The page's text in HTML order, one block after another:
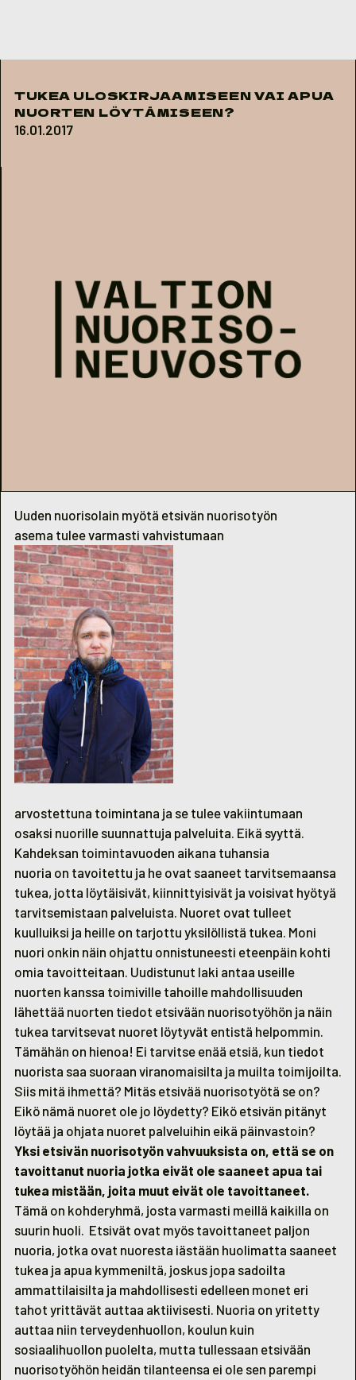
TUKEA ULOSKIRJAAMISEEN VAI APUA
NUORTEN LÖYTÄMISEEN?
16.01.2017
Uuden nuorisolain myötä etsivän nuorisotyön
asema tulee varmasti vahvistumaan
arvostettuna toimintana ja se tulee vakiintumaan
osaksi nuorille suunnattuja palveluita. Eikä syyttä.
Kahdeksan toimintavuoden aikana tuhansia
nuoria on tavoitettu ja he ovat saaneet tarvitsemaansa
tukea, jotta löytäisivät, kiinnittyisivät ja voisivat hyötyä
tarvitsemistaan palveluista. Nuoret ovat tulleet
kuulluiksi ja heille on tarjottu yksilöllistä tukea. Moni
nuori onkin näin ohjattu onnistuneesti eteenpäin kohti
omia tavoitteitaan. Uudistunut laki antaa useille
nuorten kanssa toimiville tahoille mahdollisuuden
lähettää nuorten tiedot etsivään nuorisotyöhön ja näin
tukea tarvitsevat nuoret löytyvät entistä helpommin.
Tämähän on hienoa! Ei tarvitse enää etsiä, kun tiedot
nuorista saa suoraan viranomaisilta ja muilta toimijoilta.
Siis mitä ihmettä? Mitäs etsivää nuorisotyötä se on?
Eikö nämä nuoret ole jo löydetty? Eikö etsivän pitänyt
löytää ja ohjata nuoret palveluihin eikä päinvastoin?
Yksi etsivän nuorisotyön vahvuuksista on, että se on
tavoittanut nuoria jotka eivät ole saaneet apua tai
tukea mistään, joita muut eivät ole tavoittaneet.
Tämä on kohderyhmä, josta varmasti meillä kaikilla on
suurin huoli. Etsivät ovat myös tavoittaneet paljon
nuoria, jotka ovat nuoresta iästään huolimatta saaneet
tukea ja apua kymmeniltä, joskus jopa sadoilta
ammattilaisilta ja mahdollisesti edelleen monet eri
tahot yrittävät auttaa aktiivisesti. Nuoria on yritetty
auttaa niin terveydenhuollon, koulun kuin
sosiaalihuollon puolelta, mutta tullessaan etsivään
nuorisotyöhön heidän tilanteensa ei ole sen parempi